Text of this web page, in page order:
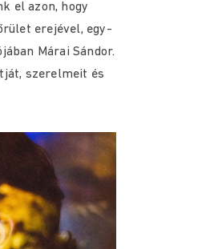
el azon, hogy
erejével, egy-
Márai Sándor.
szerelmeit és